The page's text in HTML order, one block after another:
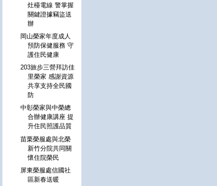
灶檯電線 警掌握
關鍵證據竊盜送
辦
岡山榮家年度成人
預防保健服務 守
護住民健康
203旅步三營拜訪佳
里榮家 感謝資源
共享支持全民國
防
中彰榮家與中榮總
合辦健康講座 提
升住民照護品質
苗栗榮服處與北榮
新竹分院共同關
懷住院榮民
屏東榮服處信國社
區新春送暖